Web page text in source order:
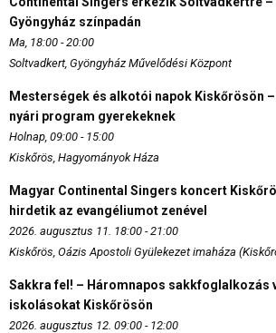
Gyöngyház színpadán
Ma, 18:00 - 20:00
Soltvadkert, Gyöngyház Művelődési Központ
Mesterségek és alkotói napok Kiskőrösön
nyári program gyerekeknek
Holnap, 09:00 - 15:00
Kiskőrös, Hagyományok Háza
Magyar Continental Singers koncert
hirdetik az evangéliumot zenével
2026. augusztus 11. 18:00 - 21:00
Kiskőrös, Oázis Apostoli Gyülekezet imaháza
Sakkra fel! – Háromnapos sakkfoglalkozás
iskolásokat Kiskőrösön
2026. augusztus 12. 09:00 - 12:00